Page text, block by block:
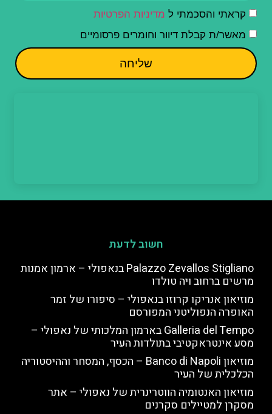
קראתי והסכמתי ל מדיניות הפרטיות
מאשר/ת קבלת דיוור וחומרים פרסומיים
שליחה
חשוב לדעת
Palazzo Zevallos Stigliano בנאפולי – ארמון אמנות
מרשים ברחוב ויה טולדו
מוזיאון אנריקו קרוזו בנאפולי – סיפורו של זמר
האופרה הנפוליטני המפורסם
Galleria del Tempo בארמון המלכותי של נאפולי –
מסע אינטראקטיבי בתולדות העיר
מוזיאון Banco di Napoli – הכסף, המסחר וההיסטוריה
הכלכלית של העיר
מוזיאון האנטומיה הווטרינרית של נאפולי – אתר
מסקרן למטיילים סקרנים